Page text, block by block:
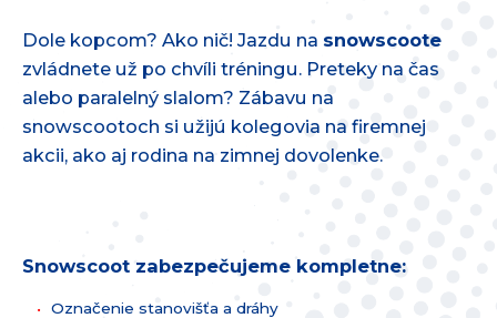
Dole kopcom? Ako nič! Jazdu na snowscoote
zvládnete už po chvíli tréningu. Preteky na čas
alebo paralelný slalom? Zábavu na
snowscootoch si užijú kolegovia na firemnej
akcii, ako aj rodina na zimnej dovolenke.
Snowscoot zabezpečujeme kompletne:
Označenie stanovišťa a dráhy